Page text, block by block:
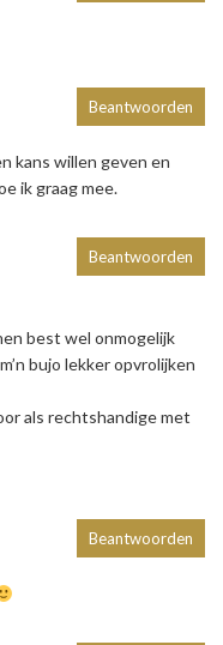
kans willen geven en
ik graag mee.
Beantwoorden
best wel onmogelijk
bujo lekker opvrolijken
als rechtshandige met
Beantwoorden
Beantwoorden